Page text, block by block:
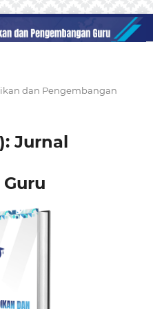
dan Pengembangan
Jurnal